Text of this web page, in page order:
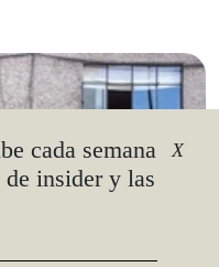
cada semana
insider y las
X